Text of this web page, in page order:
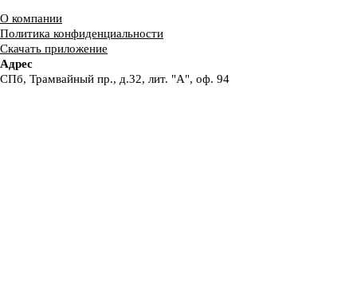
О компании
Политика конфиденциальности
Скачать приложение
Адрес
СПб, Трамвайный пр., д.32, лит. "А", оф. 94